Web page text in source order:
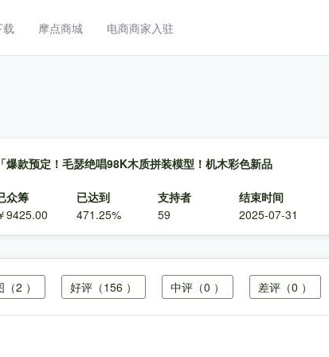
载 摩点商城 电商商家入驻
「爆款预定！毛瑟绝唱98K木质拼装模型！机木彩色新品
众筹
9425.00
已达到
471.25%
支持者
59
结束时间
2025-07-31
（2 ） 好评 （156 ） 中评 （0 ） 差评 （0 ）